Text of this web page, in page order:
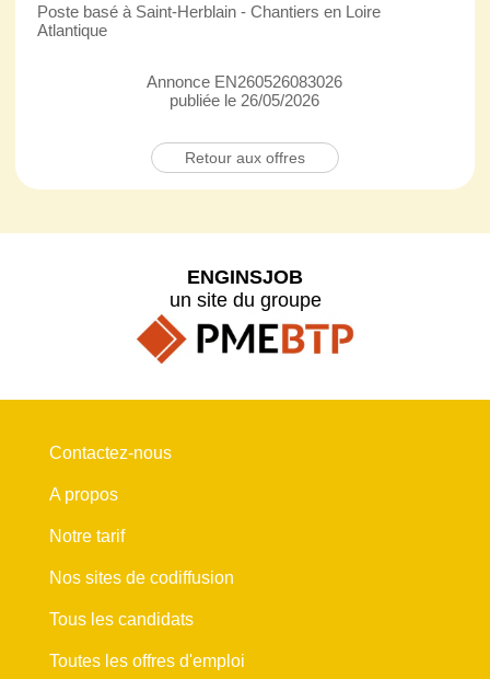
Poste basé à Saint-Herblain - Chantiers en Loire
Atlantique
Annonce EN260526083026
publiée le 26/05/2026
Retour aux offres
ENGINSJOB
un site du groupe
Contactez-nous
A propos
Notre tarif
Nos sites de codiffusion
Tous les candidats
Toutes les offres d'emploi